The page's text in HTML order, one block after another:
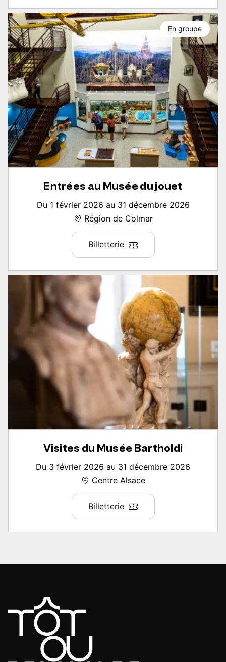
Entrées au Musée du jouet
Du 1 février 2026 au 31 décembre 2026
Région de Colmar
Billetterie
En groupe
Visites du Musée Bartholdi
Du 3 février 2026 au 31 décembre 2026
Centre Alsace
Billetterie